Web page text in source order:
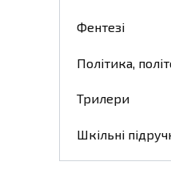
Фентезі
Політика,
Трилери
Шкільні